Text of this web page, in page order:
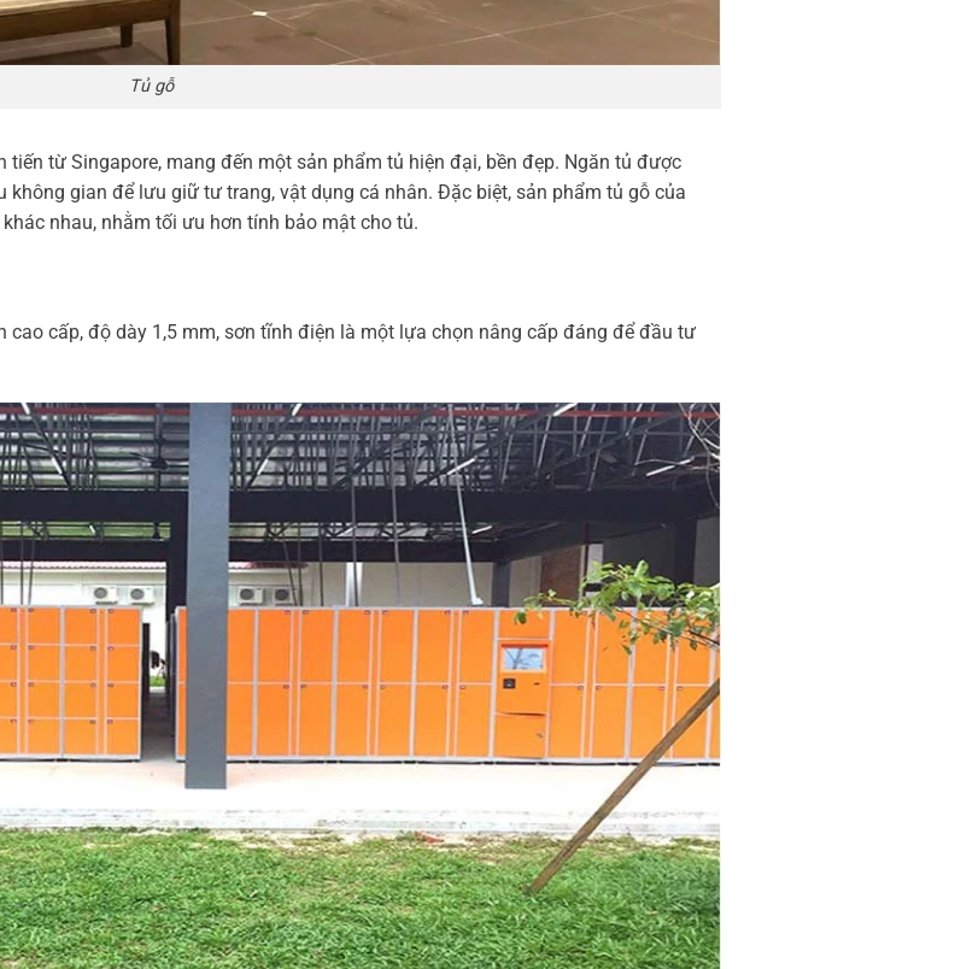
Tủ gỗ
từ Singapore, mang đến một sản phẩm tủ hiện đại, bền đẹp. Ngăn tủ được
không gian để lưu giữ tư trang, vật dụng cá nhân. Đặc biệt, sản phẩm tủ gỗ của
nhau, nhằm tối ưu hơn tính bảo mật cho tủ.
cấp, độ dày 1,5 mm, sơn tĩnh điện là một lựa chọn nâng cấp đáng để đầu tư